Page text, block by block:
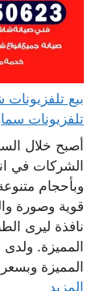
تلفزيونات
أصبح خلال
الشركات في
قوية وصورة
نافذة ليرى
المميزة.
المميزة
المزيد